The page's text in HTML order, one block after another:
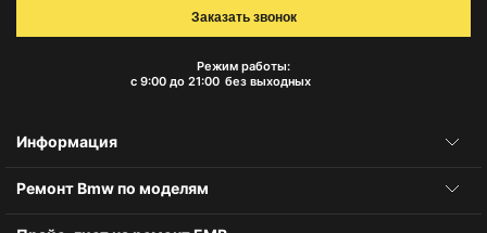
Режим работы:
с 9:00 до 21:00 без выходных
Заказать звонок
Информация
Ремонт Bmw по моделям